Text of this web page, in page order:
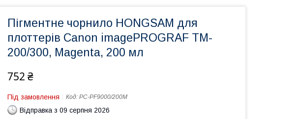
Пігментне чорнило HONGSAM для
плоттерів Canon imagePROGRAF TM-
200/300, Magenta, 200 мл
752 ₴
Під замовлення Код: PC-PF9000/200M
Відправка з 09 серпня 2026